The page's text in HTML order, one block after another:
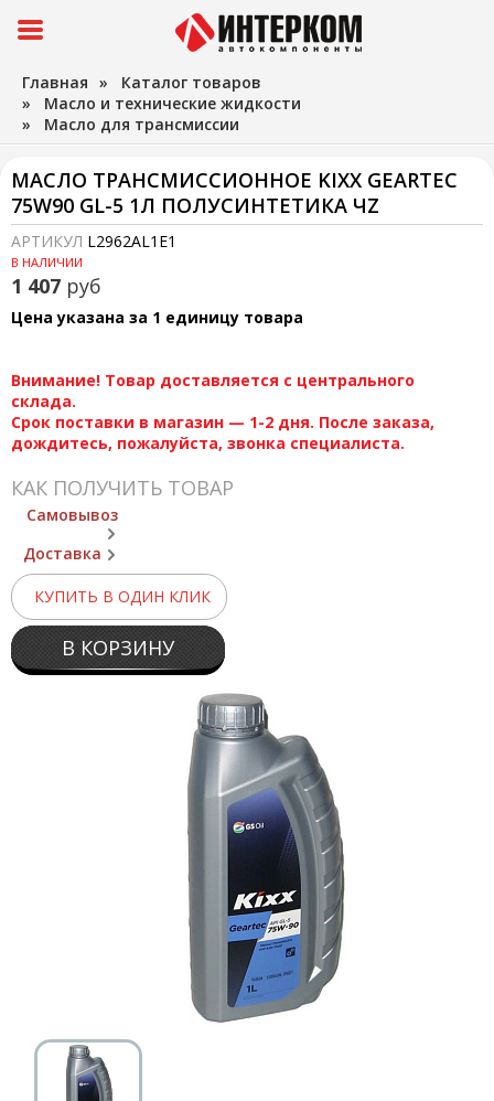
Главная » Каталог товаров
» Масло и технические жидкости
» Масло для трансмиссии
МАСЛО ТРАНСМИССИОННОЕ KIXX GEARTEC
75W90 GL-5 1Л ПОЛУСИНТЕТИКА ЧZ
АРТИКУЛ L2962AL1E1
В НАЛИЧИИ
1 407 руб
Цена указана за 1 единицу товара
Внимание! Товар доставляется с центрального
склада.
Срок поставки в магазин — 1-2 дня. После заказа,
дождитесь, пожалуйста, звонка специалиста.
КАК ПОЛУЧИТЬ ТОВАР
Самовывоз
Доставка
КУПИТЬ В ОДИН КЛИК
В КОРЗИНУ